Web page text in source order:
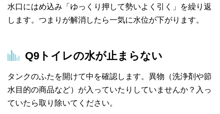
水口にはめ込み「ゆっくり押して勢いよく引く」を繰り返
します。つまりが解消したら一気に水位が下がります。
Q9 トイレの水が止まらない
タンクのふたを開けて中を確認します。異物（洗浄剤や節
水目的の商品など）が入っていたりしていませんか？入っ
ていたら取り除いてください。